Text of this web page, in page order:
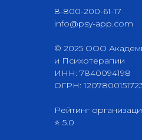
8-800-200-61-17
info@psy-app.com
© 2025 ООО
и Психотерапии
ИНН: 7840094198
ОГРН:
Рейтинг
⭐ 5.0